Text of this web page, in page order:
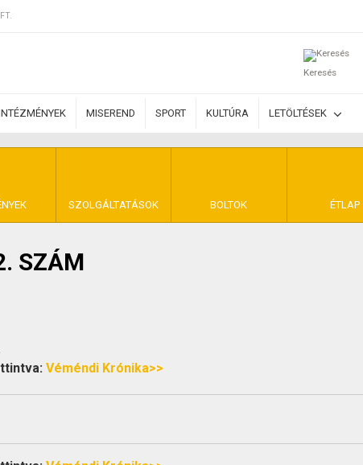
Keresés
MISEREND SPORT KULTÚRA LETÖLTÉSEK
SZOLGÁLTATÁSOK BOLTOK ÉTLAP
FELTÉTELEK
SZÁM
Véméndi Krónika>>